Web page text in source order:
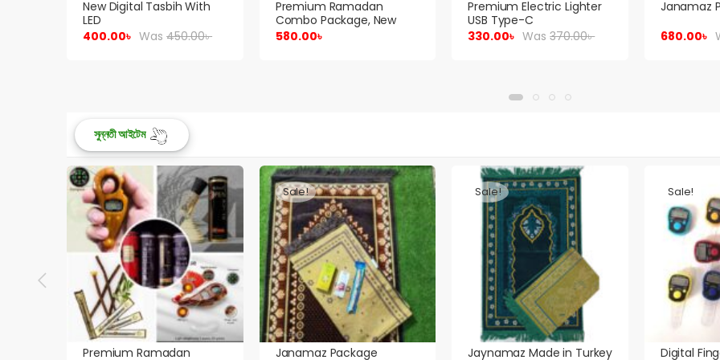
Premium Ramadan
Combo Package, New
Digital Tasbih, Attar,
580.00৳
Premium Electric Lighter
USB Type-C
330.00৳
Janamaz Package
680.00৳ Was730.00৳
Smart
530.00৳
সুন্নতী আইটেম
Sale!
Janamaz Package
Sale!
Jaynamaz Made in Turkey
Sale!
Digital Finger Tasbih
Sale!
Al Nuaim